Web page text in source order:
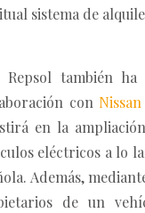
sistema de
también
con Nissan
en la
eléctricos a lo
Además,
de un